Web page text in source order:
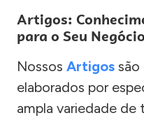
Artigos:
para o Seu Negócio
Nossos Artigos são
elaborados por
ampla variedade de